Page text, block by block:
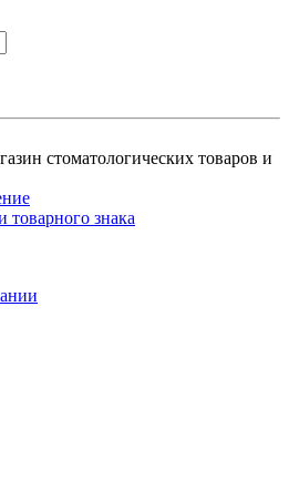
стоматологических товаров и
товарного знака